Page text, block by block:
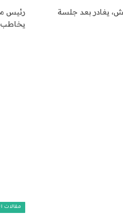
يغادر بعد جلسة
رئيس
يخاطب
مقالات